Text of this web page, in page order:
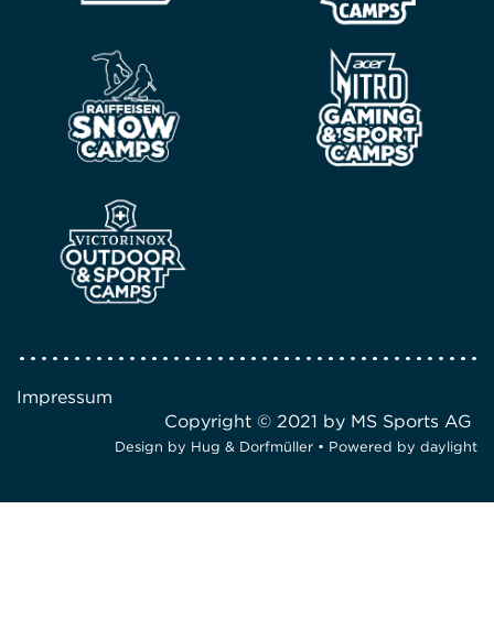
Impressum
Copyright © 2021 by MS Sports AG
Design by Hug & Dorfmüller • Powered by daylight